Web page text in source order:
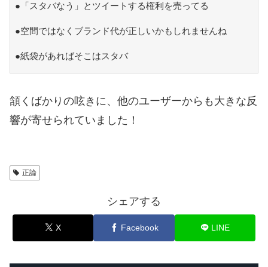
●「スタバなう」とツイートする権利を売ってる
●空間ではなくブランド代が正しいかもしれませんね
●紙袋があればそこはスタバ
頷くばかりの呟きに、他のユーザーからも大きな反
響が寄せられていました！
正論
シェアする
X Facebook LINE